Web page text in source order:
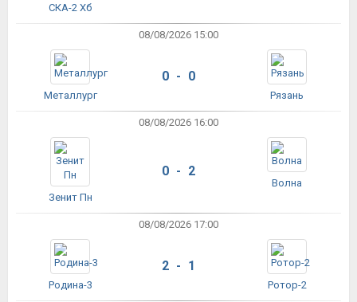
СКА-2 Хб
08/08/2026 15:00
Металлург
0 - 0
Рязань
08/08/2026 16:00
Зенит Пн
0 - 2
Волна
08/08/2026 17:00
Родина-3
2 - 1
Ротор-2